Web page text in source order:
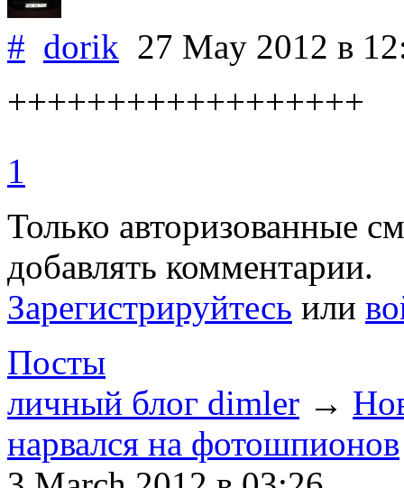
# dorik 27 May 2012 в
++++++++++++++++++
1
Только авторизованные
добавлять комментарии.
Зарегистрируйтесь или
Посты
личный блог dimler →
нарвался на фотошпионов